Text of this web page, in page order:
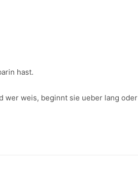
hast.
wer weis, beginnt sie ueber lang